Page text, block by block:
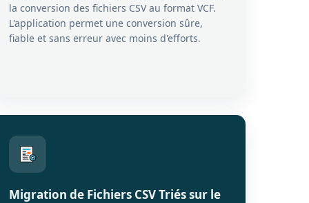
la conversion des fichiers CSV au format VCF.
L'application permet une conversion sûre,
fiable et sans erreur avec moins d'efforts.
Migration de Fichiers CSV Triés sur le